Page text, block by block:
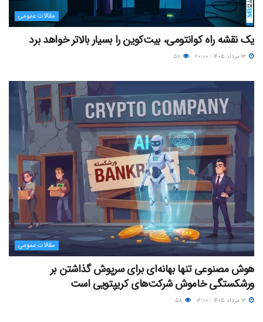
مقالات عمومی
یک نقشه راه کوانتومی، بیت‌کوین را بسیار بالاتر خواهد برد
مقالات عمومی
هوش مصنوعی تنها بهانه‌ای برای سرپوش گذاشتن بر
ورشکستگی خاموش شرکت‌های کریپتویی است